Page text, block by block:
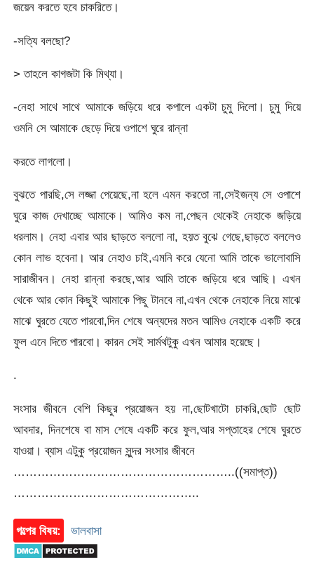
জয়েন করতে হবে চাকরিতে।
-সত্যি বলছো?
> তাহলে কাগজটা কি মিথ্যা।
-নেহা সাথে সাথে আমাকে জড়িয়ে ধরে কপালে একটা চুমু দিলো। চুমু দিয়ে
ওমনি সে আমাকে ছেড়ে দিয়ে ওপাশে ঘুরে রান্না
করতে লাগলো।
বুঝতে পারছি,সে লজ্জা পেয়েছে,না হলে এমন করতো না,সেইজন্য সে ওপাশে
ঘুরে কাজ দেখাচ্ছে আমাকে। আমিও কম না,পেছন থেকেই নেহাকে জড়িয়ে
ধরলাম। নেহা এবার আর ছাড়তে বললো না, হয়ত বুঝে গেছে,ছাড়তে বললেও
কোন লাভ হবেনা। আর নেহাও চাই,এমনি করে যেনো আমি তাকে ভালোবাসি
সারাজীবন। নেহা রান্না করছে,আর আমি তাকে জড়িয়ে ধরে আছি। এখন
থেকে আর কোন কিছুই আমাকে পিছু টানবে না,এখন থেকে নেহাকে নিয়ে মাঝে
মাঝে ঘুরতে যেতে পারবো,দিন শেষে অন্যদের মতন আমিও নেহাকে একটি করে
ফুল এনে দিতে পারবো। কারন সেই সার্মথটুকু এখন আমার হয়েছে।
.
সংসার জীবনে বেশি কিছুর প্রয়োজন হয় না,ছোটখাটো চাকরি,ছোট ছোট
আবদার, দিনশেষে বা মাস শেষে একটি করে ফুল,আর সপ্তাহের শেষে ঘুরতে
যাওয়া। ব্যাস এটুকু প্রয়োজন সুন্দর সংসার জীবনে
………………………………………………..((সমাপ্ত))
………………………………………..
গল্পের বিষয়: ভালবাসা